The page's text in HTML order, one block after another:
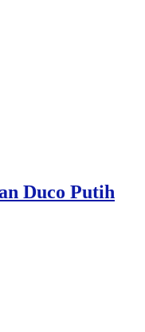
Duco Putih